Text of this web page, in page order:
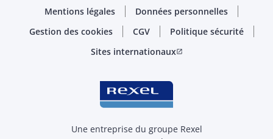
Mentions légales
Données personnelles
Gestion des cookies
CGV
Politique sécurité
Sites internationauxopen_in_new
Une entreprise du groupe Rexel